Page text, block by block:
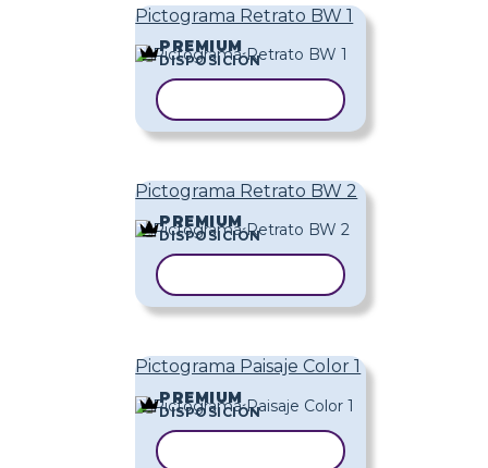
Pictograma Retrato BW 1
PREMIUM
DISPOSICIÓN
Pictograma Retrato BW 2
PREMIUM
DISPOSICIÓN
Pictograma Paisaje Color 1
PREMIUM
DISPOSICIÓN